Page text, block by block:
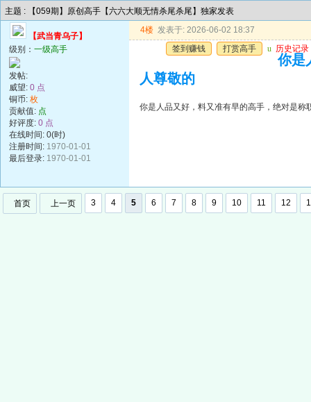
主题 : 【059期】原创高手【六六大顺无情杀尾杀尾】独家发表
【武当青乌子】
级别： 一级高手
发帖:
威望: 0 点
铜币: 枚
贡献值: 点
好评度: 0 点
在线时间: 0(时)
注册时间: 1970-01-01
最后登录: 1970-01-01
4楼 发表于: 2026-06-02 18:37
签到赚钱
打赏高手 u 历史记录
你是
人尊敬的
你是人品又好，料又准有早的高手，绝对是称
首页 上一页 3 4 5 6 7 8 9 10 11 12